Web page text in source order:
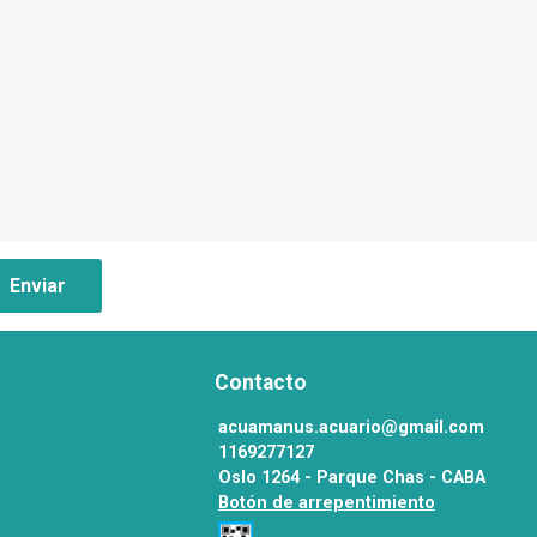
Enviar
Contacto
acuamanus.acuario@gmail.com
1169277127
Oslo 1264 - Parque Chas - CABA
Botón de arrepentimiento